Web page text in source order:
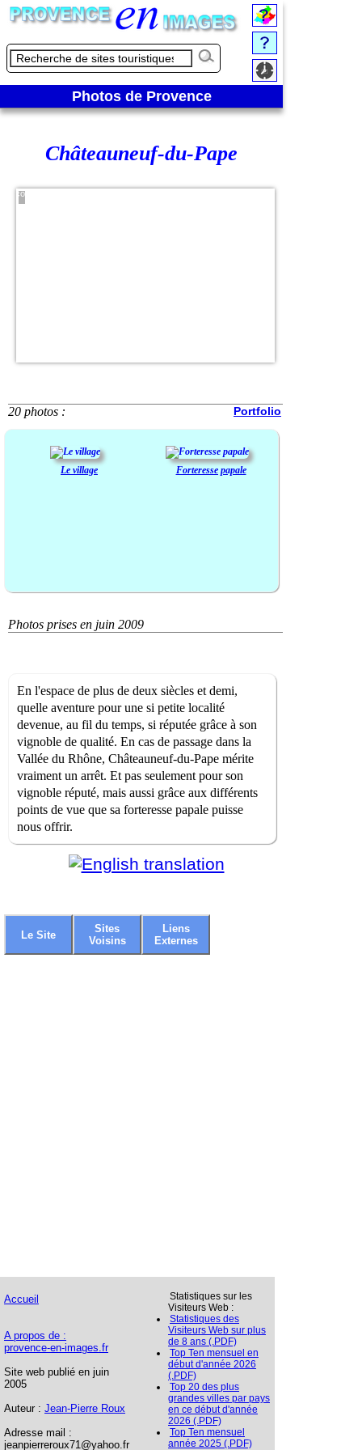
Photos de Provence
Châteauneuf-du-Pape
viticole
20 photos : Portfolio
Le village Forteresse papale
Photos prises en juin 2009
En l'espace de plus de deux siècles et demi,
quelle aventure pour une si petite localité
devenue, au fil du temps, si réputée grâce à son
vignoble de qualité. En cas de passage dans la
Vallée du Rhône, Châteauneuf-du-Pape mérite
vraiment un arrêt. Et pas seulement pour son
vignoble réputé, mais aussi grâce aux différents
points de vue que sa forteresse papale puisse
nous offrir.
Le Site
Sites
Voisins
Liens
Externes
Accueil
A propos de :
provence-en-images.fr
Site web publié en juin
2005
Auteur : Jean-Pierre Roux
Adresse mail :
jeanpierreroux71@yahoo.fr
Statistiques sur les
Visiteurs Web :
Statistiques des
Visiteurs Web sur plus
de 8 ans (.PDF)
Top Ten mensuel en
début d'année 2026
(.PDF)
Top 20 des plus
grandes villes par pays
en ce début d'année
2026 (.PDF)
Top Ten mensuel
année 2025 (.PDF)